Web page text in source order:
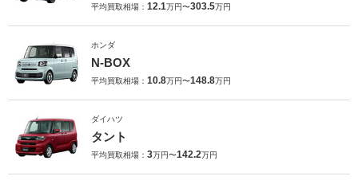
平均買取相場： 12.1万円〜303.5万円
ホンダ
N-BOX
平均買取相場： 10.8万円〜148.8万円
ダイハツ
タント
平均買取相場： 3万円〜142.2万円